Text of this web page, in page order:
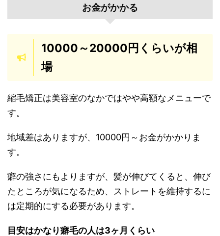
お金がかかる
10000～20000円くらいが相
場
縮毛矯正は美容室のなかではやや高額なメニューで
す。
地域差はありますが、10000円～お金がかかりま
す。
癖の強さにもよりますが、髪が伸びてくると、伸び
たところが気になるため、ストレートを維持するに
は定期的にする必要があります。
目安はかなり癖毛の人は3ヶ月くらい